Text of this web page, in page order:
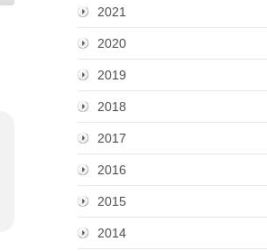
2021
2020
2019
2018
2017
2016
2015
2014